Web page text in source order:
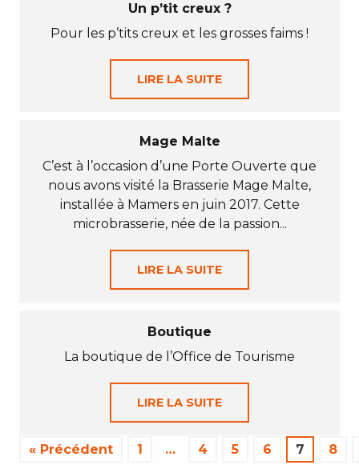
Un p’tit creux ?
Pour les p’tits creux et les grosses faims !
LIRE LA SUITE
Mage Malte
C’est à l’occasion d’une Porte Ouverte que
nous avons visité la Brasserie Mage Malte,
installée à Mamers en juin 2017. Cette
microbrasserie, née de la passion...
LIRE LA SUITE
Boutique
La boutique de l’Office de Tourisme
LIRE LA SUITE
« Précédent 1 … 4 5 6 7 8